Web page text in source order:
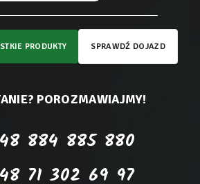
PRODUKTY SPRAWDŹ DOJAZD
POROZMAWIAJMY!
884 885 880
71 302 69 97